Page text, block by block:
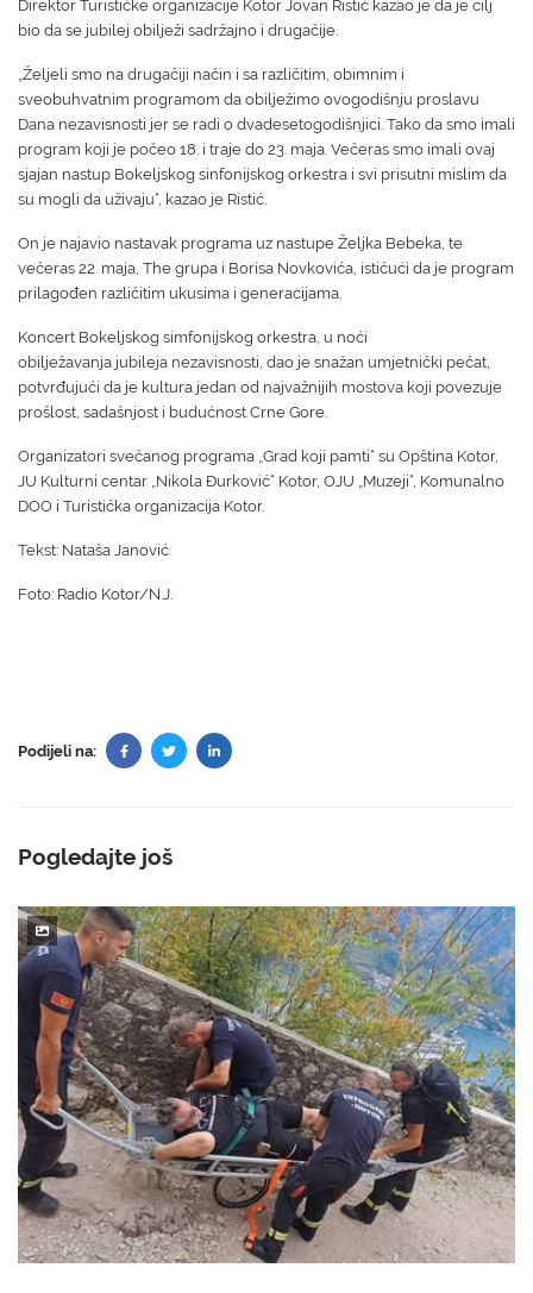
Direktor Turističke organizacije Kotor Jovan Ristić kazao je da je cilj
bio da se jubilej obilježi sadržajno i drugačije.
„Željeli smo na drugačiji način i sa različitim, obimnim i
sveobuhvatnim programom da obilježimo ovogodišnju proslavu
Dana nezavisnosti jer se radi o dvadesetogodišnjici. Tako da smo imali
program koji je počeo 18. i traje do 23. maja. Večeras smo imali ovaj
sjajan nastup Bokeljskog sinfonijskog orkestra i svi prisutni mislim da
su mogli da uživaju“, kazao je Ristić.
On je najavio nastavak programa uz nastupe Željka Bebeka, te
večeras 22. maja, The grupa i Borisa Novkovića, ističući da je program
prilagođen različitim ukusima i generacijama.
Koncert Bokeljskog simfonijskog orkestra, u noći
obilježavanja jubileja nezavisnosti, dao je snažan umjetnički pečat,
potvrđujući da je kultura jedan od najvažnijih mostova koji povezuje
prošlost, sadašnjost i budućnost Crne Gore.
Organizatori svečanog programa „Grad koji pamti“ su Opština Kotor,
JU Kulturni centar „Nikola Đurković“ Kotor, OJU „Muzeji“, Komunalno
DOO i Turistička organizacija Kotor.
Tekst: Nataša Janović
Foto: Radio Kotor/N.J.
Podijeli na:
Pogledajte još